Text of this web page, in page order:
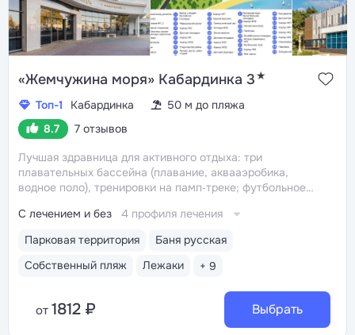
«Жемчужина моря» Кабардинка 3★
Топ-1 Кабардинка
50 м до пляжа
8.7
7 отзывов
Лучшая здравница для активного отдыха: три
плавательных бассейна (плавание, аквааэробика,
водное поло), тренировки на памп‑треке; футбольное
теннисные корты, бойцовский зал, фитнес‑центр.
Работает прокат спортинвентаря, велосипедов,
роликов, скейтбордов и самокатов
Первая береговая
линия, собственный мелкогалечный пляж с лежаками,
службой. Редкие преимущества пляжа — пологий вход
в море и система очистки прибрежной воды
Удобное
расположение: 3–5 минут прогулки до набережной
Парковая территория
Баня русская
Собственный пляж
Лежаки + 9
С лечением и без 4 профиля лечения
от 1812 ₽ Выбрать